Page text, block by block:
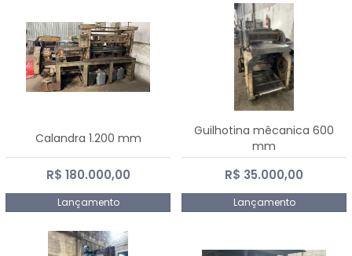
Calandra 1.200 mm
R$ 180.000,00
Lançamento
Guilhotina mêcanica 600
mm
R$ 35.000,00
Lançamento